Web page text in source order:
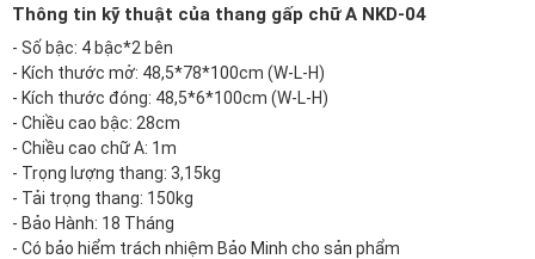
Thông tin kỹ thuật của thang gấp chữ A NKD-04
- Số bậc: 4 bậc*2 bên
- Kích thước mở: 48,5*78*100cm (W-L-H)
- Kích thước đóng: 48,5*6*100cm (W-L-H)
- Chiều cao bậc: 28cm
- Chiều cao chữ A: 1m
- Trọng lượng thang: 3,15kg
- Tải trọng thang: 150kg
- Bảo Hành: 18 Tháng
- Có bảo hiểm trách nhiệm Bảo Minh cho sản phẩm